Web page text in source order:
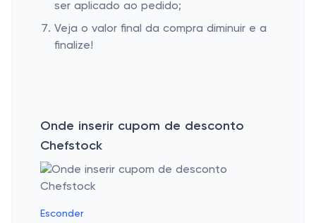
ser aplicado ao pedido;
Veja o valor final da compra diminuir e a
finalize!
Onde inserir cupom de desconto
Chefstock
Esconder